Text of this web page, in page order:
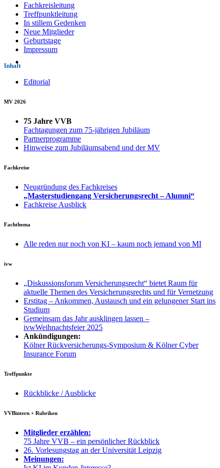
Fachkreisleitung
Treffpunktleitung
In stillem Gedenken
Neue Mitglieder
Geburtstage
Impressum
Inhalt
Editorial
MV 2026
75 Jahre VVB
Fachtagungen zum 75-jährigen Jubiläum
Partnerprogramme
Hinweise zum Jubiläumsabend und der MV
Fachkreise
Neugründung des Fachkreises
„Masterstudiengang Versicherungsrecht – Alumni“
Fachkreise Ausblick
Fachthema
Alle reden nur noch von KI – kaum noch jemand von MI
ivw
„Diskussionsforum Versicherungsrecht“ bietet Raum für
aktuelle Themen des Versicherungsrechts und für Vernetzung
Erstitag – Ankommen, Austausch und ein gelungener Start ins
Studium
Gemeinsam das Jahr ausklingen lassen –
ivwWeihnachtsfeier 2025
Ankündigungen:
Kölner Rückversicherungs-Symposium & Kölner Cyber
Insurance Forum
Treffpunkte
Rückblicke / Ausblicke
VVBintern + Rubriken
Mitglieder erzählen:
75 Jahre VVB – ein persönlicher Rückblick
26. Vorlesungstag an der Universität Leipzig
Meinungen: